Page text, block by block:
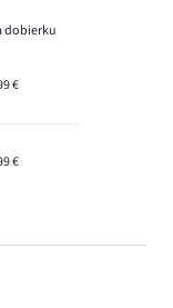
dobierku
€
€